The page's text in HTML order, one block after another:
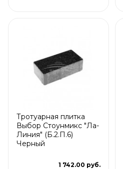
Тротуарная плитка
Выбор Стоунмикс "Ла-
Линия" (Б.2.П.6)
Черный
1 742.00 руб.